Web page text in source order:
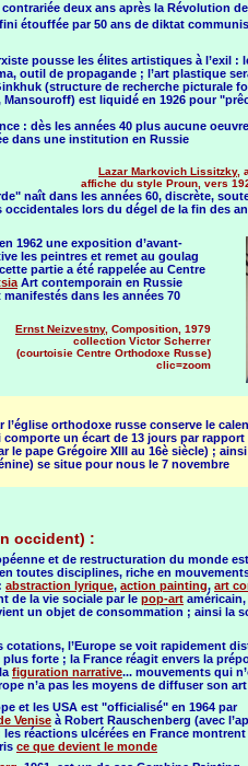
deux ans après la Révolution
étouffée par 50 ans de diktat
pousse les élites artistiques à l’exil :
outil de propagande ; l’art plastique
(structure de recherche picturale
est liquidé en 1926 pour
: dès les années 40 plus aucune
dans une institution en Russie
Lazar Markovich Lissitzky,
affiche du style Proun, vers
naît dans les années 60, discrète,
occidentales lors du dégel de la fin des
1962 une exposition d’avant-
les peintres et remet au goulag
partie a été rappelée au Centre
Art contemporain en Russie
dans les années 70
Ernst Neizvestny, Composition, 1979
collection Victor Scherrer
(courtoisie Centre Orthodoxe Russe)
clic=zoom
l’église orthodoxe russe conserve le
comporte un écart de 13 jours par
le pape Grégoire XIII au 16è siècle) ;
se situe pour nous le 7 novembre
occident) :
et de restructuration du monde
toutes disciplines, riche en
abstraction lyrique, action painting, art
de la vie sociale par le pop-art
un objet de consommation ; ainsi la
cotations, l’Europe se voit rapidement
forte ; la France réagit envers la
figuration narrative... mouvements qui
n’a pas les moyens de diffuser son
et les USA est "officialisé" en 1964 par
Venise à Robert Rauschenberg (avec
les réactions ulcérées en France montrent
ce que devient le monde